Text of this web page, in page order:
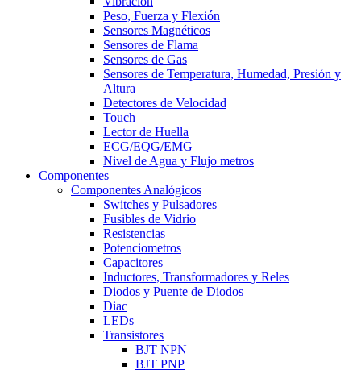
Peso, Fuerza y Flexión
Sensores Magnéticos
Sensores de Flama
Sensores de Gas
Sensores de Temperatura, Humedad, Presión y
Altura
Detectores de Velocidad
Touch
Lector de Huella
ECG/EQG/EMG
Nivel de Agua y Flujo metros
Componentes
Componentes Analógicos
Switches y Pulsadores
Fusibles de Vidrio
Resistencias
Potenciometros
Capacitores
Inductores, Transformadores y Reles
Diodos y Puente de Diodos
Diac
LEDs
Transistores
BJT NPN
BJT PNP